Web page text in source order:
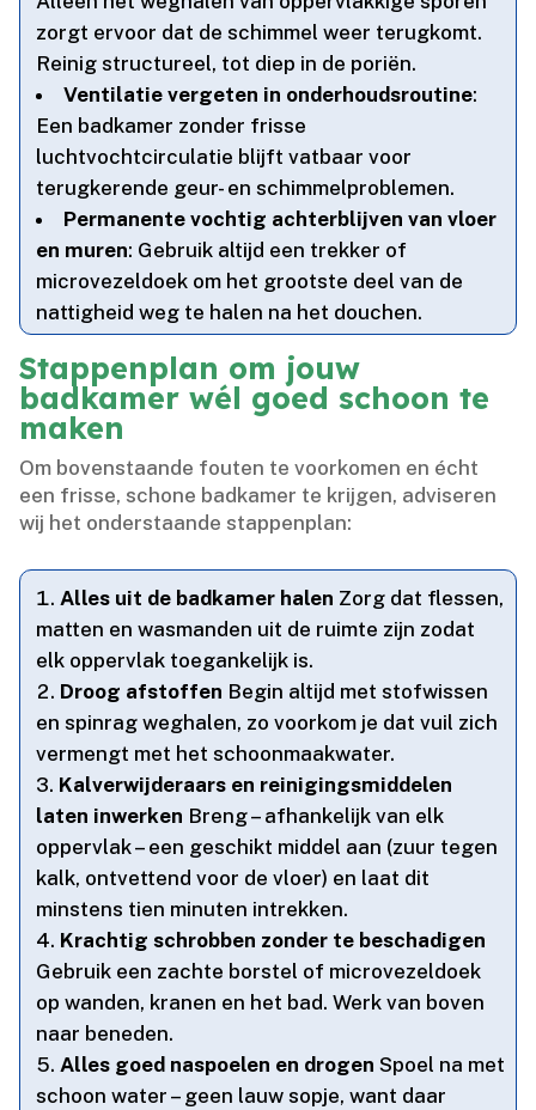
zorgt ervoor dat de schimmel weer terugkomt.​
Reinig structureel, tot diep in de poriën.​
Ventilatie vergeten in onderhoudsroutine:
Een badkamer zonder frisse
luchtvochtcirculatie blijft vatbaar voor
terugkerende geur- en schimmelproblemen.​
Permanente vochtig achterblijven van vloer
en muren: Gebruik altijd een trekker of
microvezeldoek om het grootste deel van de
nattigheid weg te halen na het douchen.​
Stappenplan om jouw
badkamer wél goed schoon te
maken
Om bovenstaande fouten te voorkomen en écht
een frisse, schone badkamer te krijgen, adviseren
wij het onderstaande stappenplan:
Alles uit de badkamer halen Zorg dat flessen,
matten en wasmanden uit de ruimte zijn zodat
elk oppervlak toegankelijk is.​
Droog afstoffen Begin altijd met stofwissen
en spinrag weghalen, zo voorkom je dat vuil zich
vermengt met het schoonmaakwater.​
Kalverwijderaars en reinigingsmiddelen
laten inwerken Breng – afhankelijk van elk
oppervlak – een geschikt middel aan (zuur tegen
kalk, ontvettend voor de vloer) en laat dit
minstens tien minuten intrekken.​
Krachtig schrobben zonder te beschadigen
Gebruik een zachte borstel of microvezeldoek
op wanden, kranen en het bad.​ Werk van boven
naar beneden.​
Alles goed naspoelen en drogen Spoel na met
schoon water – geen lauw sopje, want daar